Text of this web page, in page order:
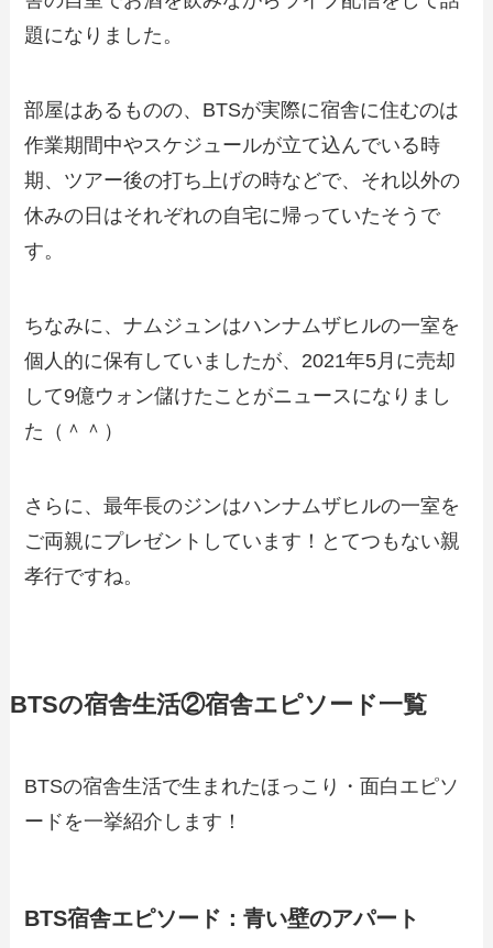
題になりました。
部屋はあるものの、BTSが実際に宿舎に住むのは
作業期間中やスケジュールが立て込んでいる時
期、ツアー後の打ち上げの時などで、それ以外の
休みの日はそれぞれの自宅に帰っていたそうで
す。
ちなみに、ナムジュンはハンナムザヒルの一室を
個人的に保有していましたが、2021年5月に売却
して9億ウォン儲けたことがニュースになりまし
た（＾＾）
さらに、最年長のジンはハンナムザヒルの一室を
ご両親にプレゼントしています！とてつもない親
孝行ですね。
BTSの宿舎生活②宿舎エピソード一覧
BTSの宿舎生活で生まれたほっこり・面白エピソ
ードを一挙紹介します！
BTS宿舎エピソード：青い壁のアパート